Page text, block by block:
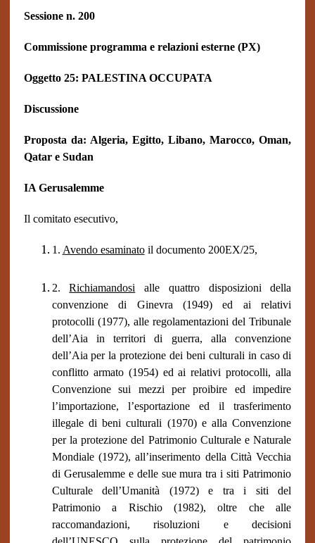
Sessione n. 200
Commissione programma e relazioni esterne (PX)
Oggetto 25: PALESTINA OCCUPATA
Discussione
Proposta da: Algeria, Egitto, Libano, Marocco, Oman,
Qatar e Sudan
IA Gerusalemme
Il comitato esecutivo,
1. Avendo esaminatoil documento 200EX/25,
2.Richiamandosi alle quattro disposizioni della
convenzione di Ginevra (1949) ed ai relativi
protocolli (1977), alle regolamentazioni del Tribunale
dell’Aia in territori di guerra, alla convenzione
dell’Aia per la protezione dei beni culturali in caso di
conflitto armato (1954) ed ai relativi protocolli, alla
Convenzione sui mezzi per proibire ed impedire
l’importazione, l’esportazione ed il trasferimento
illegale di beni culturali (1970) e alla Convenzione
per la protezione del Patrimonio Culturale e Naturale
Mondiale (1972), all’inserimento della Città Vecchia
di Gerusalemme e delle sue mura tra i siti Patrimonio
Culturale dell’Umanità (1972) e tra i siti del
Patrimonio a Rischio (1982), oltre che alle
raccomandazioni, risoluzioni e decisioni